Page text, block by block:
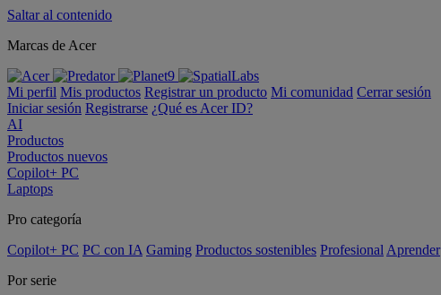
Saltar al contenido
Marcas de Acer
Mi perfil Mis productos Registrar un producto Mi comunidad Cerrar sesión
Iniciar sesión Registrarse ¿Qué es Acer ID?
AI
Productos
Productos nuevos
Copilot+ PC
Laptops
Pro categoría
Copilot+ PC PC con IA Gaming Productos sostenibles Profesional Aprender
Por serie